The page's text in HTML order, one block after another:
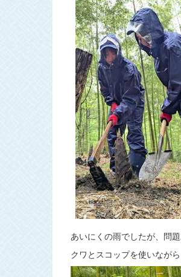
あいにくの雨でしたが、問
クワとスコップを使いなが